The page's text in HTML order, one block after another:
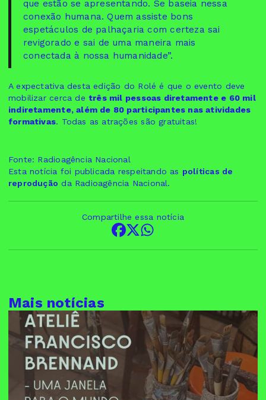
que estão se apresentando. Se baseia nessa
conexão humana. Quem assiste bons
espetáculos de palhaçaria com certeza sai
revigorado e sai de uma maneira mais
conectada à nossa humanidade”.
A expectativa desta edição do Rolé é que o evento deve
mobilizar cerca de três mil pessoas diretamente e 60 mil
indiretamente, além de 80 participantes nas atividades
formativas. Todas as atrações são gratuitas!
Fonte: Radioagência Nacional
Esta notícia foi publicada respeitando as políticas de
reprodução da Radioagência Nacional.
Compartilhe essa notícia
Mais notícias